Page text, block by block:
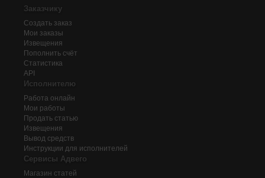
Заказчику
Создать заказ
Мои заказы
Извещения
Пополнить счёт
Статистика
API
Исполнителю
Работа онлайн
Мои работы
Продать статью
Извещения
Вывод средств
Инструкции для исполнителей
Сервисы Адвего
Магазин статей